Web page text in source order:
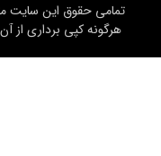
تمامی حقوق این سایت
هرگونه کپی برداری از